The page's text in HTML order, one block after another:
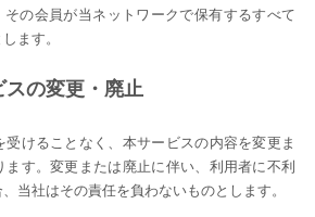
の会員が当ネットワークで保有するすべて
ます。
の変更・廃止
受けることなく、本サービスの内容を変更ま
ます。変更または廃止に伴い、利用者に不利
当社はその責任を負わないものとします。